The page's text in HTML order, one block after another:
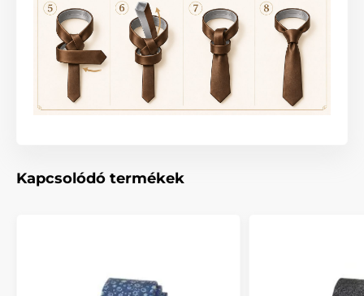
Kapcsolódó termékek